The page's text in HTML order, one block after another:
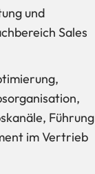
und
Sales
Führung
im Vertrieb